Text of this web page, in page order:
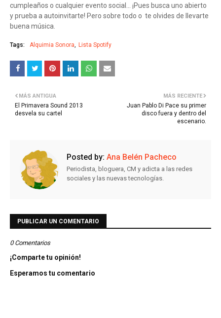
cumpleaños o cualquier evento social... ¡Pues busca uno abierto
y prueba a autoinvitarte! Pero sobre todo o te olvides de llevarte
buena música.
Tags: Alquimia Sonora Lista Spotify
MÁS RECIENTE
Juan Pablo Di Pace su primer
disco fuera y dentro del
escenario.
MÁS ANTIGUA
El Primavera Sound 2013
desvela su cartel
Posted by: Ana Belén Pacheco
Periodista, bloguera, CM y adicta a las redes
sociales y las nuevas tecnologías.
PUBLICAR UN COMENTARIO
0 Comentarios
¡Comparte tu opinión!
Esperamos tu comentario